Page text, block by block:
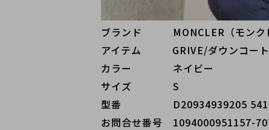
ブランド   MONCLER（モンク
アイテム   GRIVE/ダウンコート
カラー    ネイビー
サイズ    S
型番     D20934939205
お問合せ番号 1094000951157-